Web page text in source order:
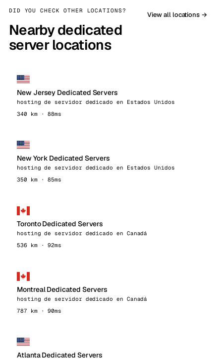
DID YOU CHECK OTHER LOCATIONS?
Nearby dedicated
server locations
View all locations →
New Jersey Dedicated Servers
hosting de servidor dedicado en Estados Unidos
340 km · 88ms
New York Dedicated Servers
hosting de servidor dedicado en Estados Unidos
350 km · 85ms
Toronto Dedicated Servers
hosting de servidor dedicado en Canadá
536 km · 92ms
Montreal Dedicated Servers
hosting de servidor dedicado en Canadá
787 km · 90ms
Atlanta Dedicated Servers